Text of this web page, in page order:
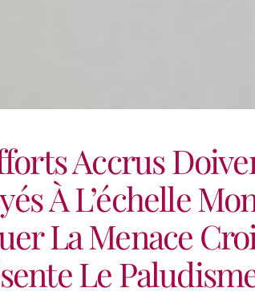
Accrus
À L’échelle
La Menace
Le